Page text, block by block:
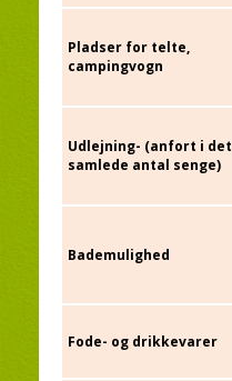
Pladser for telte,
campingvogn
Udlejning- (anfort i det
samlede antal senge)
Bademulighed
Fode- og drikkevarer